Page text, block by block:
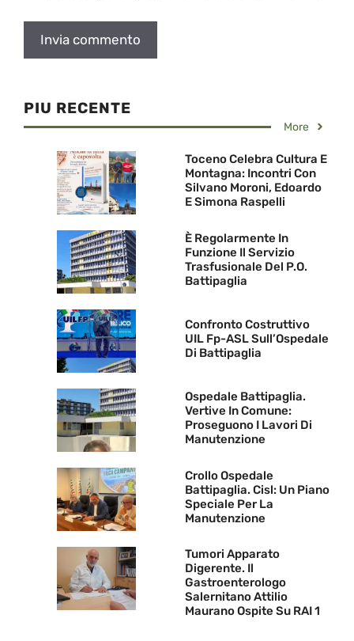
PIU RECENTE
More
Toceno Celebra Cultura E
Montagna: Incontri Con
Silvano Moroni, Edoardo
E Simona Raspelli
È Regolarmente In
Funzione Il Servizio
Trasfusionale Del P.O.
Battipaglia
Confronto Costruttivo
UIL Fp-ASL Sull’Ospedale
Di Battipaglia
Ospedale Battipaglia.
Vertive In Comune:
Proseguono I Lavori Di
Manutenzione
Crollo Ospedale
Battipaglia. Cisl: Un Piano
Speciale Per La
Manutenzione
Tumori Apparato
Digerente. Il
Gastroenterologo
Salernitano Attilio
Maurano Ospite Su RAI 1